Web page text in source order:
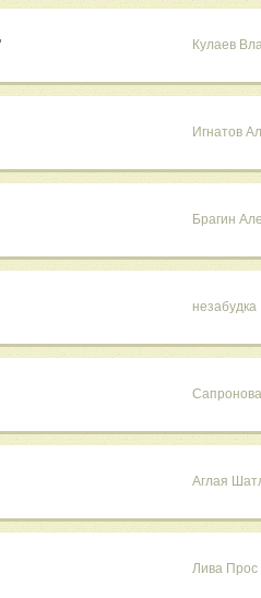
Кулаев
Игнатов
Брагин
незабудка
Аглая
Лива Прос